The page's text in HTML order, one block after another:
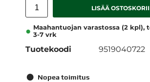
LISÄÄ
Maahantuojan varastossa (2 kpl),
3-7 vrk
Tuotekoodi 9519040722
Nopea toimitus